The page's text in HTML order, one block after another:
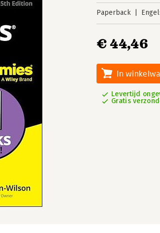
Paperback
€ 44,46
In
Levertijd
Gratis